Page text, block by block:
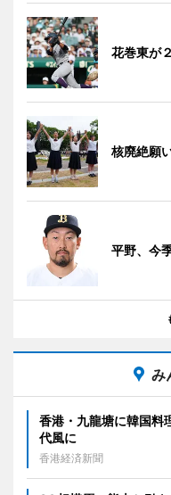
花巻東が
核廃絶願
平野、今
み
香港・九龍塘に韓国
代風に
香港経済新聞